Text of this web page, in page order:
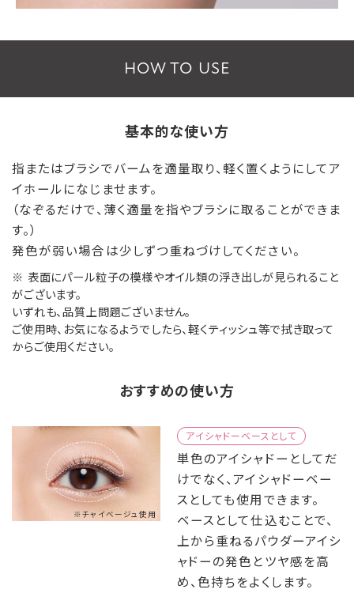
HOW TO USE
基本的な使い方
指またはブラシでバームを適量取り、軽く置くようにしてア
イホールになじませます。
（なぞるだけで、薄く適量を指やブラシに取ることができま
す。）
発色が弱い場合は少しずつ重ねづけしてください。
※ 表面にパール粒子の模様やオイル類の浮き出しが見られること
がございます。
いずれも、品質上問題ございません。
ご使用時、お気になるようでしたら、軽くティッシュ等で拭き取って
からご使用ください。
おすすめの使い方
※チャイベージュ使用
アイシャドーベースとして
単色のアイシャドーとしてだ
けでなく、アイシャドーベー
スとしても使用できます。
ベースとして仕込むことで、
上から重ねるパウダーアイシ
ャドーの発色とツヤ感を高
め、色持ちをよくします。